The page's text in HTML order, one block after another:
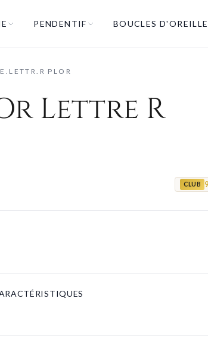
PENDENTIF BOUCLES
PLOR
Lettre R
CLUB